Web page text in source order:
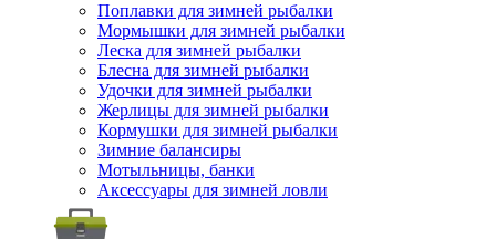
Поплавки для зимней рыбалки
Мормышки для зимней рыбалки
Леска для зимней рыбалки
Блесна для зимней рыбалки
Удочки для зимней рыбалки
Жерлицы для зимней рыбалки
Кормушки для зимней рыбалки
Зимние балансиры
Мотыльницы, банки
Аксессуары для зимней ловли